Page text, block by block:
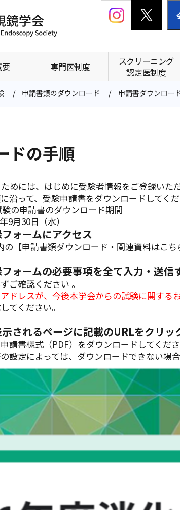
専門医制度
スクリーニング
認定医制度
申請書類のダウンロード 申請書ダウンロー
ドの手順
めには、はじめに受験者情報をご登録いただ
沿って、受験申請書をダウンロードしてくだ
の申請書のダウンロード期間
9月30日（水）
ォームにアクセス
の【申請書類ダウンロード・関連資料はこ
フォームの必要事項を全て入力・送信
ご確認ください 。
ドレスが、今後本学会からの試験に関す
てください。
示されるページに記載のURLをクリ
請書様式（PDF）をダウンロードしてくださ
設定によっては、ダウンロードできない